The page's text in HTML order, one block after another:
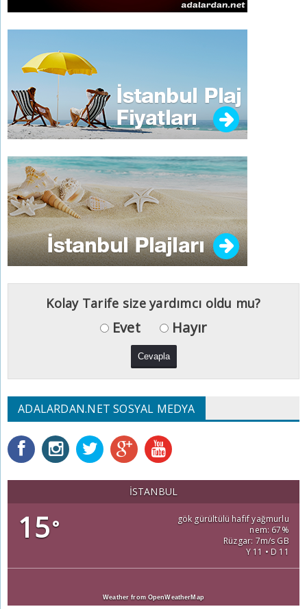
Kolay Tarife size yardımcı oldu mu?
Evet Hayır
ADALARDAN.NET SOSYAL MEDYA
İSTANBUL
15°
gök gürültülü hafif yağmurlu
nem: 67%
Rüzgar: 7m/s GB
Y 11 • D 11
Weather from OpenWeatherMap